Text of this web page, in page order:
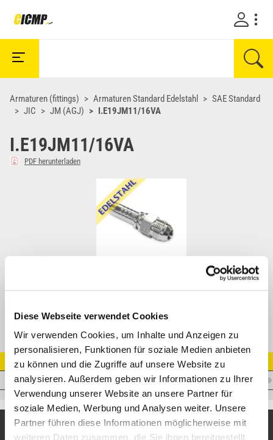
Diese Webseite verwendet Cookies
Wir verwenden Cookies, um Inhalte und Anzeigen zu
personalisieren, Funktionen für soziale Medien anbieten
zu können und die Zugriffe auf unsere Website zu
analysieren. Außerdem geben wir Informationen zu Ihrer
Verwendung unserer Website an unsere Partner für
soziale Medien, Werbung und Analysen weiter. Unsere
Partner führen diese Informationen möglicherweise mit
weiteren Daten zusammen, die Sie ihnen bereitgestellt
Armaturen (fittings) Armaturen Standard Edelstahl
SAE Standard
JIC
JM (AGJ) I.E19JM11/16VA
I.E19JM11/16VA
PDF herunterladen
Artikel Nr.
I.E19JM11/16VA